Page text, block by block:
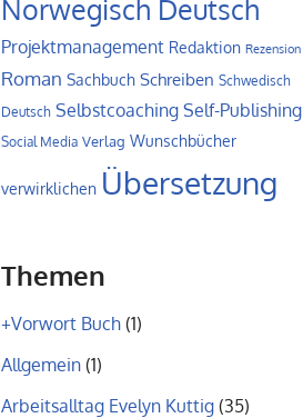
Norwegisch Deutsch
Projektmanagement Redaktion Rezension
Roman Sachbuch Schreiben Schwedisch
Deutsch Selbstcoaching Self-Publishing
Social Media Verlag Wunschbücher
verwirklichen Übersetzung
Themen
+Vorwort Buch (1)
Allgemein (1)
Arbeitsalltag Evelyn Kuttig (35)